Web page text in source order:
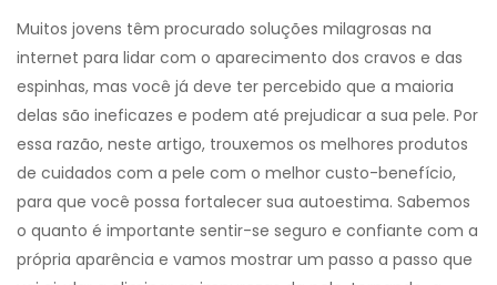
Muitos jovens têm procurado soluções milagrosas na
internet para lidar com o aparecimento dos cravos e das
espinhas, mas você já deve ter percebido que a maioria
delas são ineficazes e podem até prejudicar a sua pele. Por
essa razão, neste artigo, trouxemos os melhores produtos
de cuidados com a pele com o melhor custo-benefício,
para que você possa fortalecer sua autoestima. Sabemos
o quanto é importante sentir-se seguro e confiante com a
própria aparência e vamos mostrar um passo a passo que